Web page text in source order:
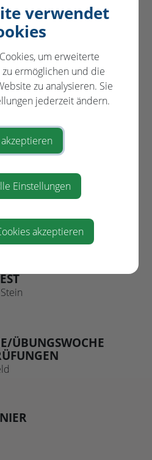
Pantaleon-Erla
TOG"-
UND FÜHRUNG
von St. Pantaleon -
ÜBUNGSWOCHE
verwendet
um erweiterte
ermöglichen und die
zu analysieren. Sie
jederzeit ändern.
Einstellungen
akzeptieren